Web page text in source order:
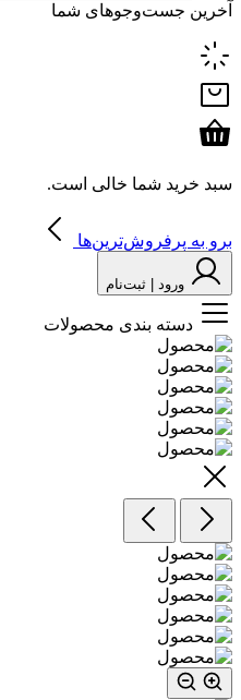
آخرین جست‌وجوهای شما
سبد خرید شما خالی است.
برو به پرفروش‌ترین‌ها
ورود | ثبت‌نام
دسته بندی محصولات